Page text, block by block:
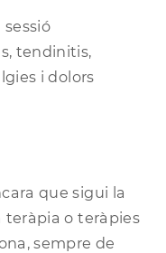
tendinitis,
i dolors
que sigui la
o teràpies
sempre de